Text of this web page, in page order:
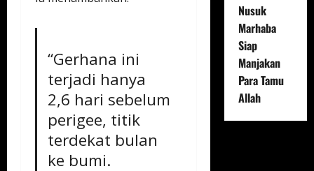
“Gerhana ini
terjadi hanya
2,6 hari sebelum
perigee, titik
terdekat bulan
ke bumi.
Nusuk
Marhaba
Siap
Manjakan
Para Tamu
Allah